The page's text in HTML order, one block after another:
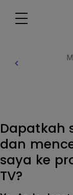
Dapatkah
dan
saya ke
TV?